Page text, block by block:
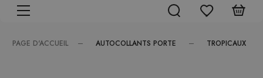
PAGE D'ACCUEIL AUTOCOLLANTS PORTE TROPICAUX